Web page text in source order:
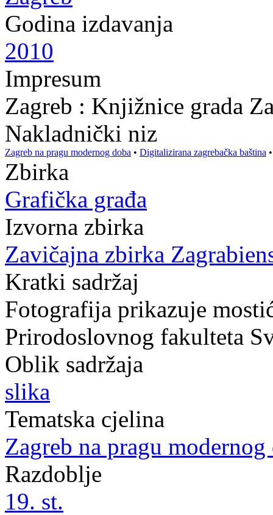
Godina izdavanja
2010
Impresum
Zagreb : Knjižnice grada
Nakladnički niz
Zagreb na pragu modernog doba • Digitalizirana zagrebačka baština
Zbirka
Grafička građa
Izvorna zbirka
Zavičajna zbirka
Kratki sadržaj
Fotografija prikazuje
Prirodoslovnog fakulteta
Oblik sadržaja
slika
Tematska cjelina
Zagreb na pragu modernog
Razdoblje
19. st.